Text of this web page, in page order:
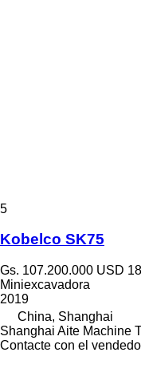
5
Kobelco SK75
Gs. 107.200.000 USD
Miniexcavadora
2019
China, Shanghai
Shanghai Aite Machine
Contacte con el